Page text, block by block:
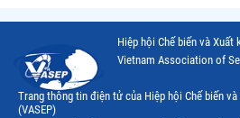
Hiệp hội Chế biến và Xuất
Vietnam Association of
Trang thông tin điện tử của Hiệp hội Chế biến
(VASEP)